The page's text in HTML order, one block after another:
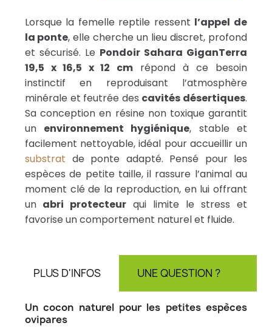
Lorsque la femelle reptile ressent l’appel de
la ponte, elle cherche un lieu discret, profond
et sécurisé. Le Pondoir Sahara GiganTerra
19,5 x 16,5 x 12 cm répond à ce besoin
instinctif en reproduisant l’atmosphère
minérale et feutrée des cavités désertiques.
Sa conception en résine non toxique garantit
un environnement hygiénique, stable et
facilement nettoyable, idéal pour accueillir un
substrat de ponte adapté. Pensé pour les
espèces de petite taille, il rassure l’animal au
moment clé de la reproduction, en lui offrant
un abri protecteur qui limite le stress et
favorise un comportement naturel et fluide.
PLUS D'INFOS UNE QUESTION ?
Un cocon naturel pour les petites espèces
ovipares